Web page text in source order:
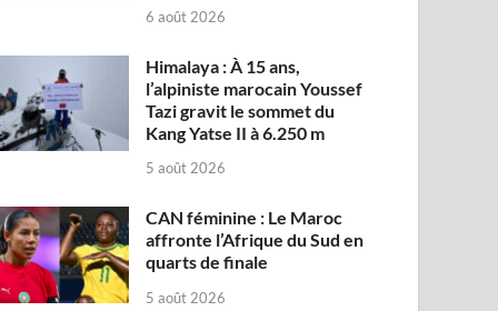
6 août 2026
Himalaya : À 15 ans,
l’alpiniste marocain Youssef
Tazi gravit le sommet du
Kang Yatse II à 6.250 m
5 août 2026
CAN féminine : Le Maroc
affronte l’Afrique du Sud en
quarts de finale
5 août 2026